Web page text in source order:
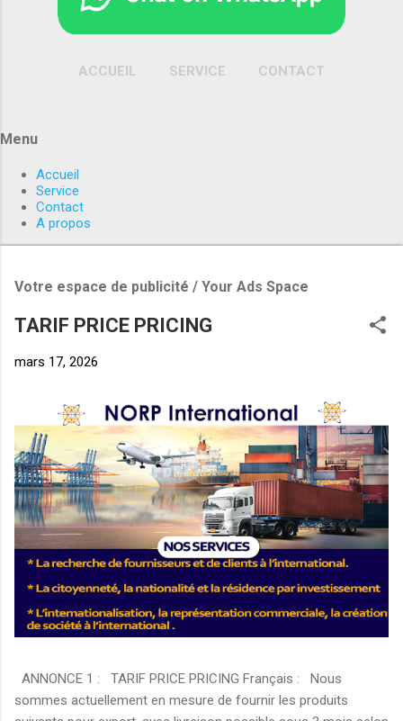
ACCUEIL SERVICE CONTACT
Menu
Accueil
Service
Contact
A propos
Votre espace de publicité / Your Ads Space
TARIF PRICE PRICING
mars 17, 2026
ANNONCE 1 : TARIF PRICE PRICING Français : Nous
sommes actuellement en mesure de fournir les produits